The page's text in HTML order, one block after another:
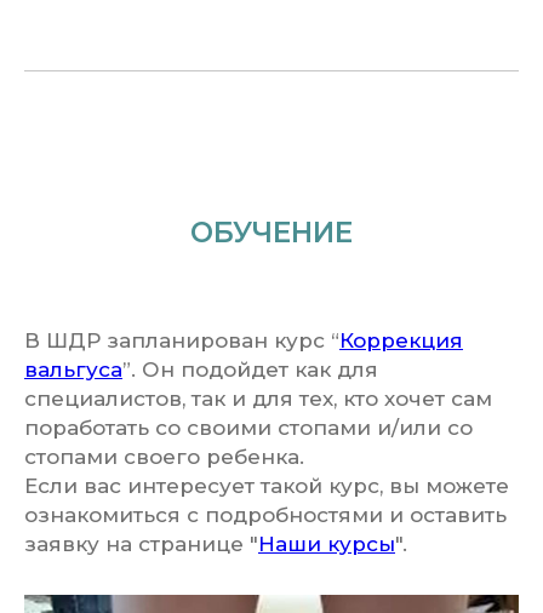
ОБУЧЕНИЕ
В ШДР запланирован курс “Коррекция
вальгуса”. Он подойдет как для
специалистов, так и для тех, кто хочет сам
поработать со своими стопами и/или со
стопами своего ребенка.
Если вас интересует такой курс, вы можете
ознакомиться с подробностями и оставить
заявку на странице "Наши курсы".